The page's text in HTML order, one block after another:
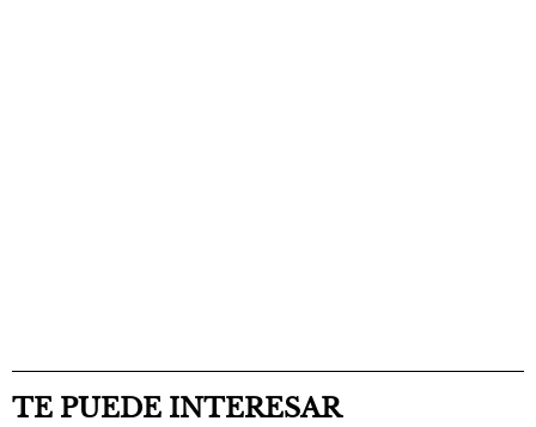
TE PUEDE INTERESAR